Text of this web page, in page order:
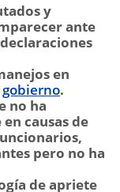
y
ante
en
gobierno.
no ha
causas de
pero no ha
de apriete